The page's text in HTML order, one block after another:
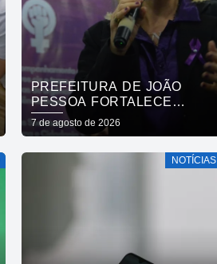
PREFEITURA DE JOÃO
PESSOA FORTALECE
REDE DE PROTEÇÃO ÀS
MULHERES E ENTENDE
7 de agosto de 2026
NOTÍCIAS